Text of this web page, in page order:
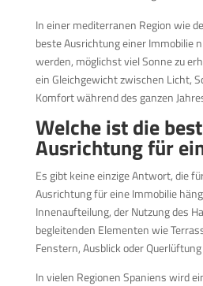
In einer mediterranen Region wie
beste Ausrichtung einer Immobilie
werden, möglichst viel Sonne zu
ein Gleichgewicht zwischen Licht,
Komfort während des ganzen
Welche ist die
Ausrichtung für
Es gibt keine einzige Antwort, die
Ausrichtung für eine Immobilie
Innenaufteilung, der Nutzung des
begleitenden Elementen wie
Fenstern, Ausblick oder Querlüftung
In vielen Regionen Spaniens wird